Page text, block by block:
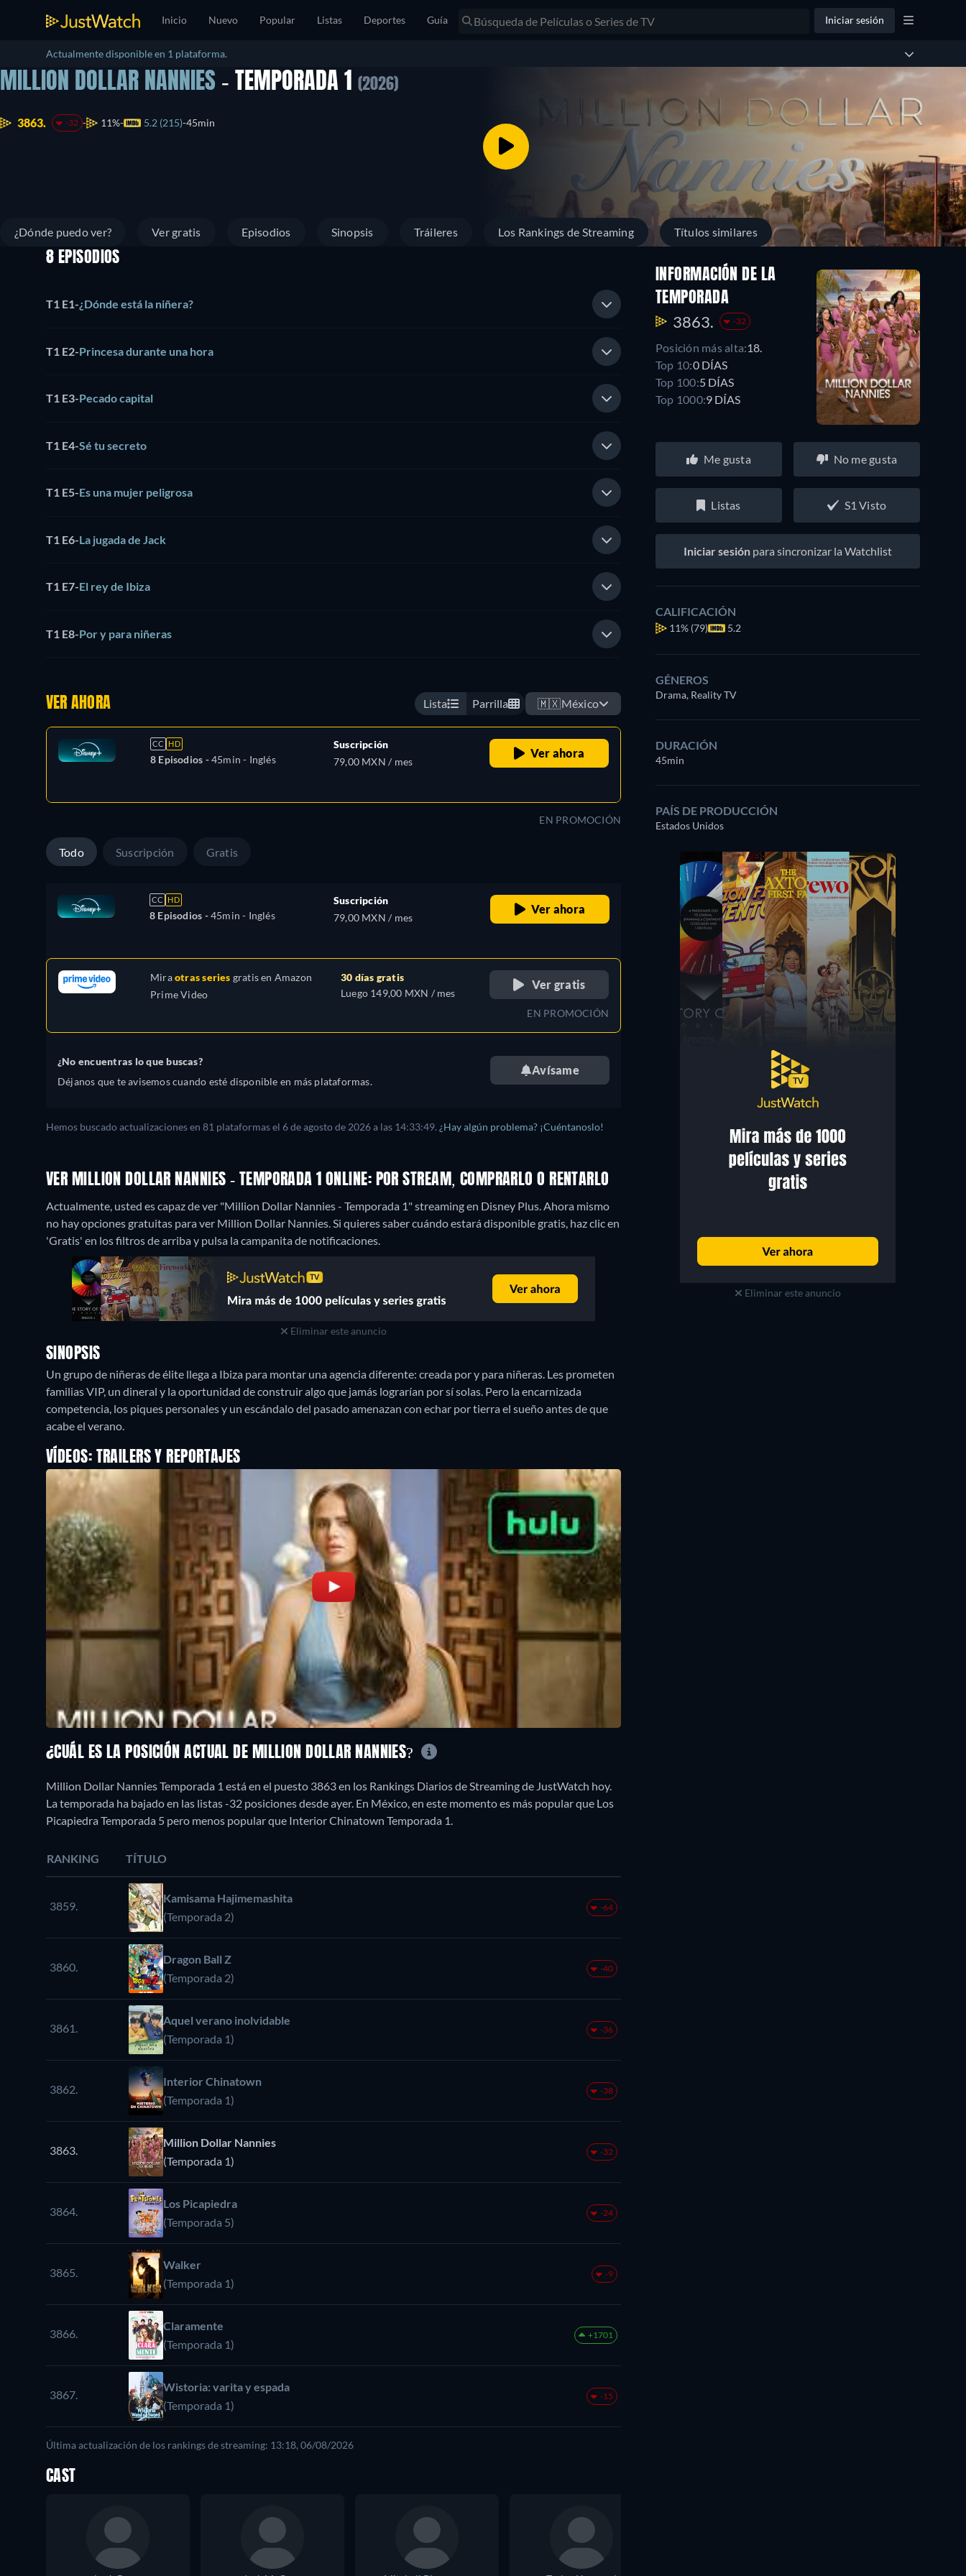
Inicio Nuevo Popular Listas Deportes Guía Iniciar sesión
Actualmente disponible en 1 plataforma.
MILLION DOLLAR NANNIES - TEMPORADA 1 (2026)
3863. -32 11% 5.2 (215) 45min
¿Dónde puedo ver? Ver gratis Episodios Sinopsis Tráileres Los Rankings de Streaming Títulos similares
8 EPISODIOS
T1 E1-¿Dónde está la niñera?
T1 E2-Princesa durante una hora
T1 E3-Pecado capital
T1 E4-Sé tu secreto
T1 E5-Es una mujer peligrosa
T1 E6-La jugada de Jack
T1 E7-El rey de Ibiza
T1 E8-Por y para niñeras
VER AHORA Lista Parrilla 🇲🇽México
CC HD
8 Episodios -45min - Inglés
Suscripción
79,00 MXN / mes
Ver ahora
EN PROMOCIÓN
Todo Suscripción Gratis
CC HD
8 Episodios -45min - Inglés
Suscripción
79,00 MXN / mes
Ver ahora
Miraotras series gratis en Amazon
Prime Video
30 días gratis
Luego 149,00 MXN / mes
Ver gratis
EN PROMOCIÓN
¿No encuentras lo que buscas?
Déjanos que te avisemos cuando esté disponible en más plataformas.
Avísame
Hemos buscado actualizaciones en 81 plataformas el 6 de agosto de 2026 a las 14:33:49.¿Hay algún problema? ¡Cuéntanoslo!
VER MILLION DOLLAR NANNIES - TEMPORADA 1 ONLINE: POR STREAM, COMPRARLO O RENTARLO
Actualmente, usted es capaz de ver "Million Dollar Nannies - Temporada 1" streaming en Disney Plus.Ahora mismo
no hay opciones gratuitas para ver Million Dollar Nannies. Si quieres saber cuándo estará disponible gratis, haz clic en
'Gratis' en los filtros de arriba y pulsa la campanita de notificaciones.
Eliminar este anuncio
SINOPSIS
Un grupo de niñeras de élite llega a Ibiza para montar una agencia diferente: creada por y para niñeras. Les prometen
familias VIP, un dineral y la oportunidad de construir algo que jamás lograrían por sí solas. Pero la encarnizada
competencia, los piques personales y un escándalo del pasado amenazan con echar por tierra el sueño antes de que
acabe el verano.
VÍDEOS: TRAILERS Y REPORTAJES
INFORMACIÓN DE LA
TEMPORADA
3863. -32
Posición más alta:18.
Top 10:0 DÍAS
Top 100:5 DÍAS
Top 1000:9 DÍAS
Me gusta No me gusta
Listas S1 Visto
Iniciar sesión para sincronizar la Watchlist
CALIFICACIÓN
11% (79) 5.2
GÉNEROS
Drama, Reality TV
DURACIÓN
45min
PAÍS DE PRODUCCIÓN
Estados Unidos
Eliminar este anuncio
¿CUÁL ES LA POSICIÓN ACTUAL DE MILLION DOLLAR NANNIES?
Million Dollar Nannies Temporada 1 está en el puesto 3863 en los Rankings Diarios de Streaming de JustWatch hoy.
La temporada ha bajado en las listas -32 posiciones desde ayer. En México, en este momento es más popular que Los
Picapiedra Temporada 5 pero menos popular que Interior Chinatown Temporada 1.
RANKING TÍTULO
3859.
Kamisama Hajimemashita
(Temporada 2)
-64
3860.
Dragon Ball Z
(Temporada 2)
-40
3861.
Aquel verano inolvidable
(Temporada 1)
-36
3862.
Interior Chinatown
(Temporada 1)
-38
3863.
Million Dollar Nannies
(Temporada 1)
-32
3864.
Los Picapiedra
(Temporada 5)
-24
3865.
Walker
(Temporada 1)
-9
3866.
Claramente
(Temporada 1)
+1701
3867.
Wistoria: varita y espada
(Temporada 1)
-15
Última actualización de los rankings de streaming: 13:18, 06/08/2026
CAST